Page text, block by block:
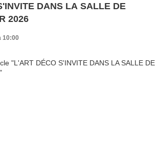
DANS LA SALLE DE
2026
10:00